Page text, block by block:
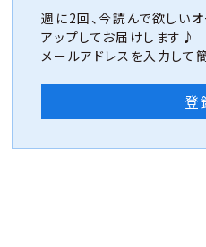
週に2回、今読んで欲しい
アップしてお届けします♪
メールアドレスを入力し
登